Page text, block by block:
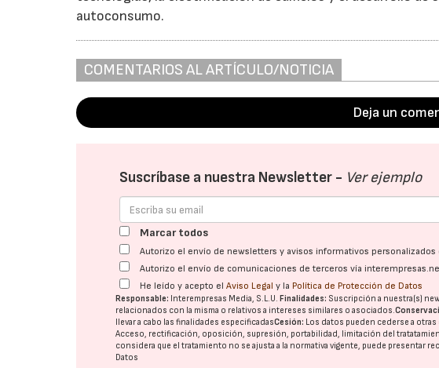
autoconsumo.
COMENTARIOS AL ARTÍCULO/NOTICIA
Deja un
Suscríbase a nuestra Newsletter - Ver ejemplo
Marcar todos
Autorizo el envío de newsletters y avisos informativos
Autorizo el envío de comunicaciones de terceros vía
He leído y acepto elAviso Legal y la Política de Protección de Datos
Responsable: Interempresas Media, S.L.U. Finalidades: Suscripción a nuestra(s)
relacionados con la misma o relativos a intereses similares o asociados.
llevar a cabo las finalidades especificadasCesión: Los datos pueden cederse a otras
Acceso, rectificación, oposición, supresión, portabilidad, limitación del
considera que el tratamiento no se ajusta a la normativa vigente, puede presentar
Datos